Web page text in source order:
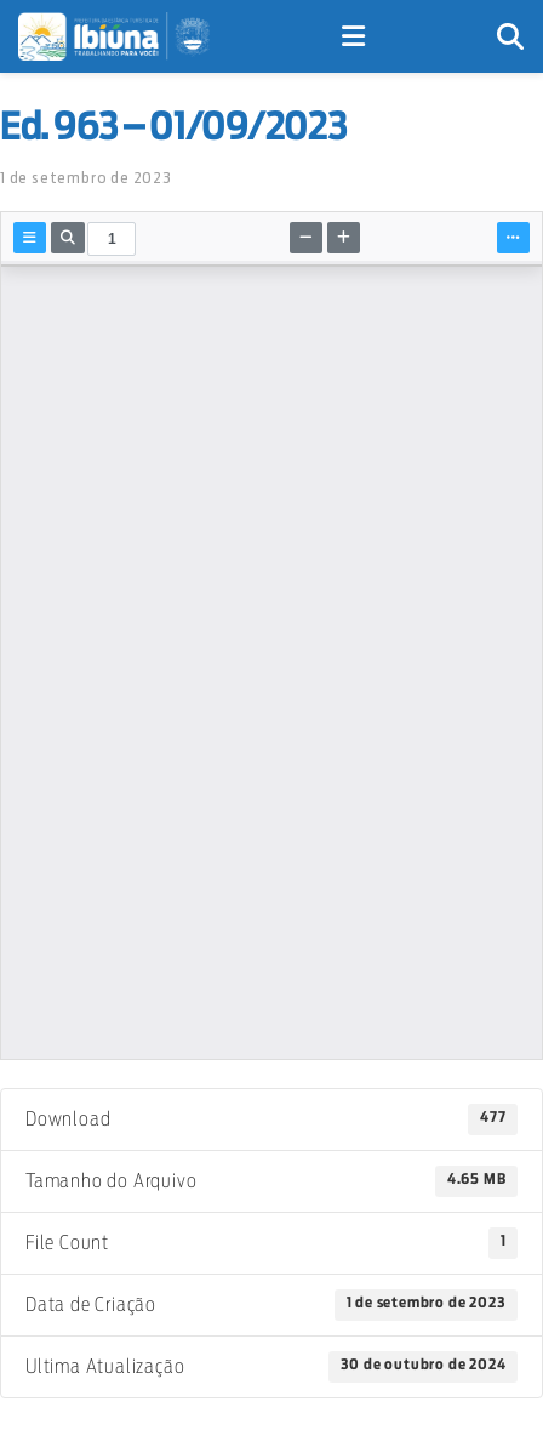
Ed. 963 – 01/09/2023
1 de setembro de 2023
Download 477
Tamanho do Arquivo 4.65 MB
File Count 1
Data de Criação 1 de setembro de 2023
Ultima Atualização 30 de outubro de 2024